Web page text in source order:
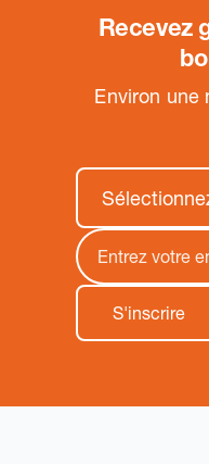
Recevez
Environ une